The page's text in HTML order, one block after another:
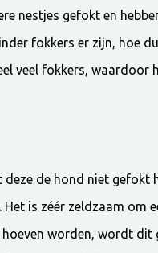
nestjes gefokt en
fokkers er zijn, hoe
veel fokkers, waardoor
de hond niet gefokt
is zéér zeldzaam om
worden, wordt dit